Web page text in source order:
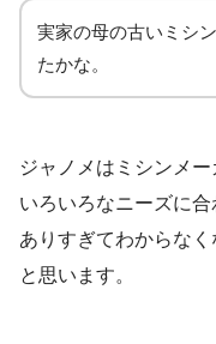
実家の母の古いミシ
たかな。
ジャノメはミシンメ
いろいろなニーズに
ありすぎてわからな
と思います。